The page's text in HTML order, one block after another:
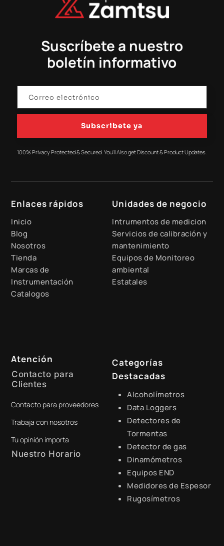
Suscríbete a nuestro
boletín informativo
Subscribete ya
100% Privacy Protected & Secured. You'll Also get Discount & Product Updates.
Enlaces rápidos
Inicio
Blog
Nosotros
Tienda
Marcas de
Instrumentación
Catalogos
Unidades de negocio
Intrumentos de medicion
Servicios de calibración y
mantenimiento
Equipos de Monitoreo
ambiental
Estatales
Atención
Contacto para
Clientes
+51 941 525 454
digital@zamtsu.com
Contacto para proveedores
Trabaja con nosotros
Tu opinión importa
Nuestro Horario
Categorías
Destacadas
Alcoholímetros
Data Loggers
Detectores de
Tormentas
Detector de gas
Dinamómetros
Equipos END
Medidores de Espesor
Rugosímetros